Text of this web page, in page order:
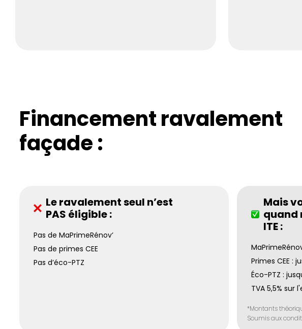
Financement ravalement
façade :
Le ravalement seul n’est
PAS éligible :
Pas de MaPrimeRénov’
Pas de primes CEE
Pas d’éco-PTZ
Mais
quand
ITE :
Primes CEE :
Éco-PTZ :
TVA 5,5% sur
*Montants
Soumis aux